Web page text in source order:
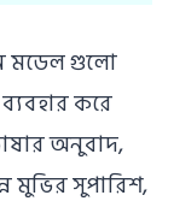
মডেল গুলো
করে
অনুবাদ,
মুভির সুপারিশ,